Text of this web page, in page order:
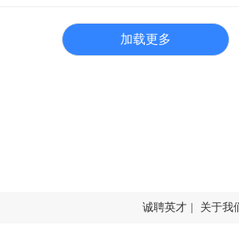
加载更多
诚聘英才 关于我